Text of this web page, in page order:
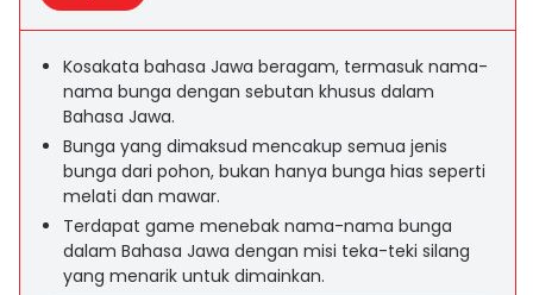
Kosakata bahasa Jawa beragam, termasuk nama-
nama bunga dengan sebutan khusus dalam
Bahasa Jawa.
Bunga yang dimaksud mencakup semua jenis
bunga dari pohon, bukan hanya bunga hias seperti
melati dan mawar.
Terdapat game menebak nama-nama bunga
dalam Bahasa Jawa dengan misi teka-teki silang
yang menarik untuk dimainkan.